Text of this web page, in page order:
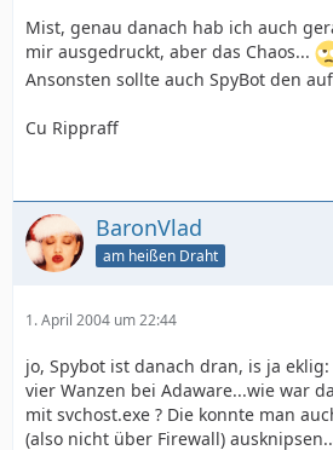
Mist, genau danach hab ich auch
mir ausgedruckt, aber das Chaos...
Ansonsten sollte auch SpyBot den
Cu Rippraff
BaronVlad
am heißen Draht
1. April 2004 um 22:44
jo, Spybot ist danach dran, is ja
vier Wanzen bei Adaware...wie war
mit svchost.exe ? Die konnte man
(also nicht über Firewall)